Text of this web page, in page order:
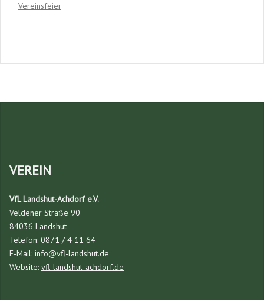
Vereinsfeier
VEREIN
VfL Landshut-Achdorf e.V.
Veldener Straße 90
84036 Landshut
Telefon: 0871 / 4 11 64
E-Mail: info@vfl-landshut.de
Website: vfl-landshut-achdorf.de